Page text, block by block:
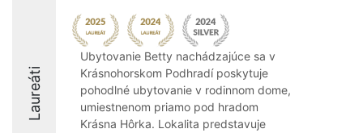
Laureáti
Ubytovanie Betty nachádzajúce sa v
Krásnohorskom Podhradí poskytuje
pohodlné ubytovanie v rodinnom dome,
umiestnenom priamo pod hradom
Krásna Hôrka. Lokalita predstavuje